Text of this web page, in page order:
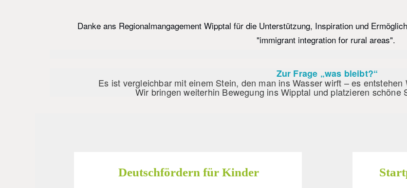
Danke ans Regionalmangagement Wipptal für die Unterstützung, Inspiration und
"immigrant integration for rural areas".
Zur Frage „was bleibt?“
Es ist vergleichbar mit einem Stein, den man ins Wasser wirft – es
Wir bringen weiterhin Bewegung ins Wipptal und platzieren schöne
Deutschfördern für Kinder